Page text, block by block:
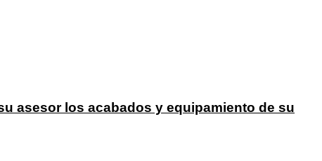
asesor los acabados y equipamiento de su